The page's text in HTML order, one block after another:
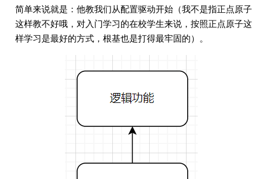
简单来说就是：他教我们从配置驱动开始（我不是指正点原子
这样教不好哦，对入门学习的在校学生来说，按照正点原子这
样学习是最好的方式，根基也是打得最牢固的）。